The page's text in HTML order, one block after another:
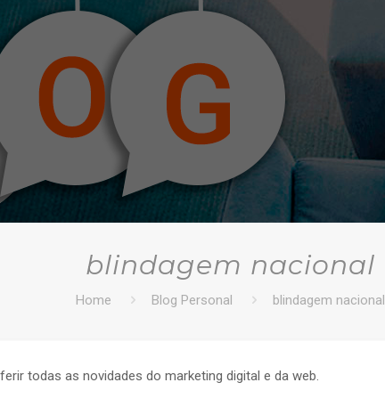
blindagem nacional
Home Blog Personal blindagem nacional
todas as novidades do marketing digital e da web.